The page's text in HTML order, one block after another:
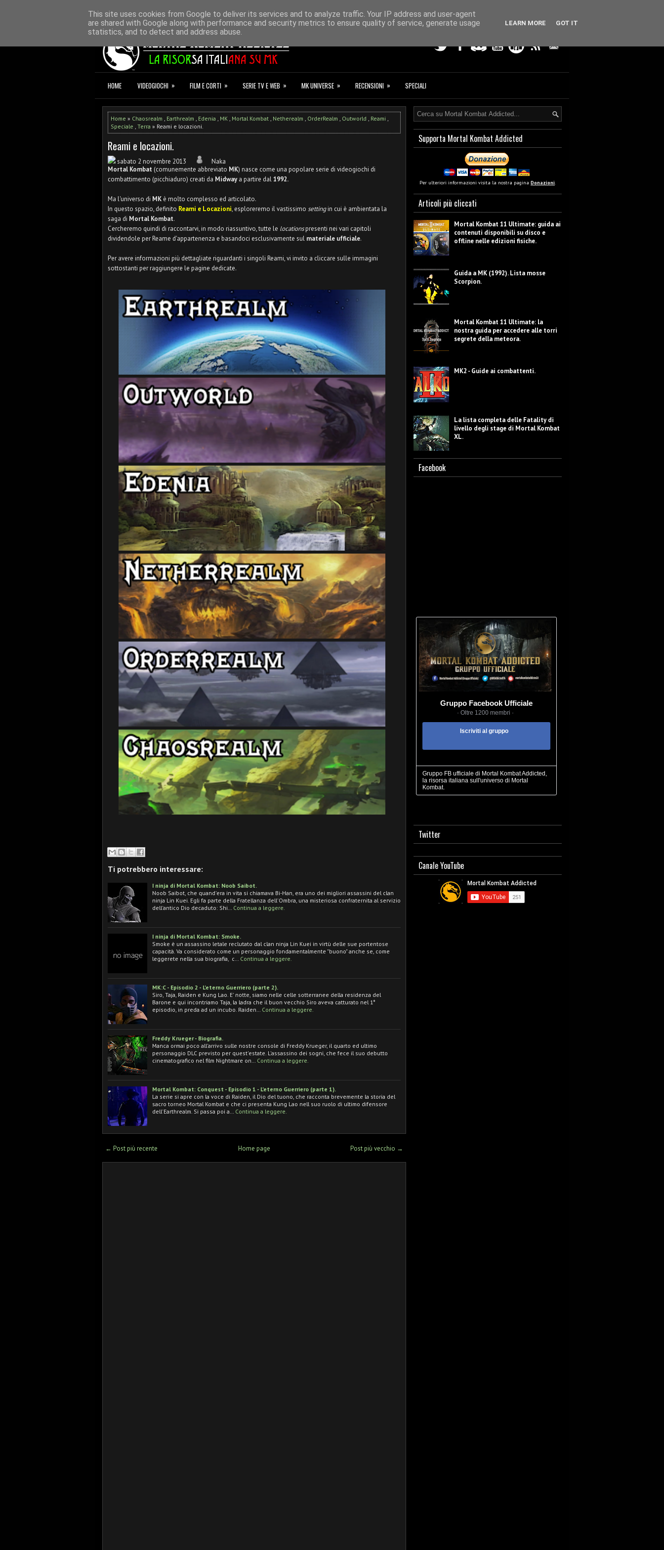
HOME REDAZIONE CONTATTI DONAZIONI F.A.Q.
HOME VIDEOGIOCHI » FILM E CORTI » SERIE TV E WEB » MK UNIVERSE » RECENSIONI » SPECIALI
Home » Chaosrealm , Earthrealm , Edenia , MK , Mortal Kombat , Netherealm , OrderRealm , Outworld , Reami ,
Speciale , Terra » Reami e locazioni.
Reami e locazioni.
sabato 2 novembre 2013
Naka
Mortal Kombat (comunemente abbreviato MK) nasce come una popolare serie di videogiochi di
combattimento (picchiaduro) creati da Midwaya partire dal1992.
Ma l'universo di MK è molto complesso ed articolato.
In questo spazio, definito Reami e Locazioni, esploreremo il vastissimo settingin cui è ambientata la
saga di Mortal Kombat.
Cercheremo quindi di raccontarvi, in modo riassuntivo, tutte le locationspresenti nei vari capitoli
dividendole per Reame d'appartenenza e basandoci esclusivamente sul materiale ufficiale.
Per avere informazioni più dettagliate riguardanti i singoli Reami, vi invito a cliccare sulle immagini
sottostanti per raggiungere le pagine dedicate.
Ti potrebbero interessare:
I ninja di Mortal Kombat: Noob Saibot.
Noob Saibot, che quand'era in vita si chiamava Bi-Han, era uno dei migliori assassini del clan
ninja Lin Kuei. Egli fa parte della Fratellanza dell'Ombra, una misteriosa confraternita al servizio
dell'antico Dio decaduto: Shi…
Continua a leggere.
I ninja di Mortal Kombat: Smoke.
Smoke è un assassino letale reclutato dal clan ninja Lin Kuei in virtù delle sue portentose
capacità. Va considerato come un personaggio fondamentalmente "buono" anche se, come
leggerete nella sua biografia, c…
Continua a leggere.
MK:C - Episodio 2 - L'eterno Guerriero (parte 2).
Siro, Taja, Raiden e Kung Lao. E' notte, siamo nelle celle sotterranee della residenza del
Barone e qui incontriamo Taja, la ladra che il buon vecchio Siro aveva catturato nel 1°
episodio, in preda ad un incubo. Raiden…
Continua a leggere.
Freddy Krueger - Biografia.
Manca ormai poco all'arrivo sulle nostre console di Freddy Krueger, il quarto ed ultimo
personaggio DLC previsto per quest'estate. L'assassino dei sogni, che fece il suo debutto
cinematografico nel film Nightmare on…
Continua a leggere.
Mortal Kombat: Conquest - Episodio 1 - L'eterno Guerriero (parte 1).
La serie si apre con la voce di Raiden, il Dio del tuono, che racconta brevemente la storia del
sacro torneo Mortal Kombat e che ci presenta Kung Lao nell suo ruolo di ultimo difensore
dell'Earthrealm. Si passa poi a…
Continua a leggere.
← Post più recente Post più vecchio →
Home page
Supporta Mortal Kombat Addicted
Per ulteriori informazioni visita la nostra pagina Donazioni.
Articoli più cliccati
Mortal Kombat 11 Ultimate: guida ai
contenuti disponibili su disco e
offline nelle edizioni fisiche.
Guida a MK (1992). Lista mosse
Scorpion.
Mortal Kombat 11 Ultimate: la
nostra guida per accedere alle torri
segrete della meteora.
MK2 - Guide ai combattenti.
La lista completa delle Fatality di
livello degli stage di Mortal Kombat
XL.
caratterizzazione.
Facebook
Gruppo Facebook Ufficiale
· Oltre 1200 membri ·
Iscriviti al gruppo
Gruppo FB ufficiale di Mortal Kombat Addicted,
la risorsa italiana sull'universo di Mortal
Kombat.
Twitter
Canale YouTube
This site uses cookies from Google to deliver its services and to analyze traffic. Your IP address and user-agent
are shared with Google along with performance and security metrics to ensure quality of service, generate usage
statistics, and to detect and address abuse.
LEARN MORE GOT IT